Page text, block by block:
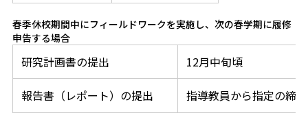
春季休校期間中にフィールドワークを実施し、次の春学期に履修
申告する場合
研究計画書の提出 12月中旬頃
報告書（レポート）の提出 指導教員から指定の締